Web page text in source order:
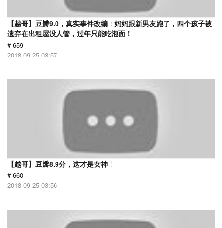
【越哥】豆瓣9.0，真实事件改编：妈妈跟新男友跑了，四个孩子被
遗弃在出租屋没人管，过年只能吃泡面！
# 659
2018-09-25 03:57
【越哥】豆瓣8.9分，这才是女神！
# 660
2018-09-25 03:56